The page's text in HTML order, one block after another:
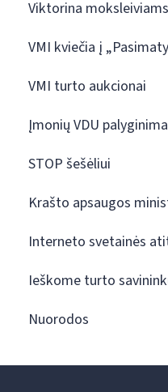
Viktorina moksleiviams
VMI kviečia į
VMI turto aukcionai
Įmonių VDU
STOP šešėliui
Krašto apsaugos
Interneto svetainės
Ieškome turto
Nuorodos